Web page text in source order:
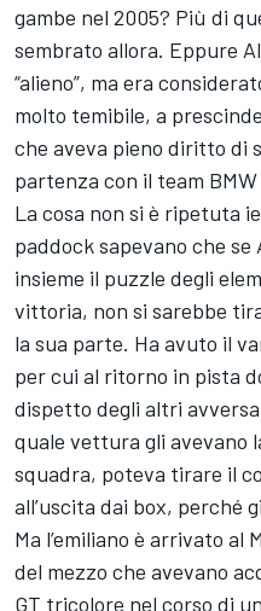
gambe nel 2005? Più di
sembrato allora. Eppure
“alieno”, ma era
molto temibile, a
che aveva pieno diritto di
partenza con il team
La cosa non si è ripetuta
paddock sapevano che
insieme il puzzle degli
vittoria, non si sarebbe
la sua parte. Ha avuto il
per cui al ritorno in pista
dispetto degli altri
quale vettura gli avevano
squadra, poteva tirare il
all’uscita dai box, perché
Ma l’emiliano è arrivato al
del mezzo che avevano
GT tricolore nel corso di